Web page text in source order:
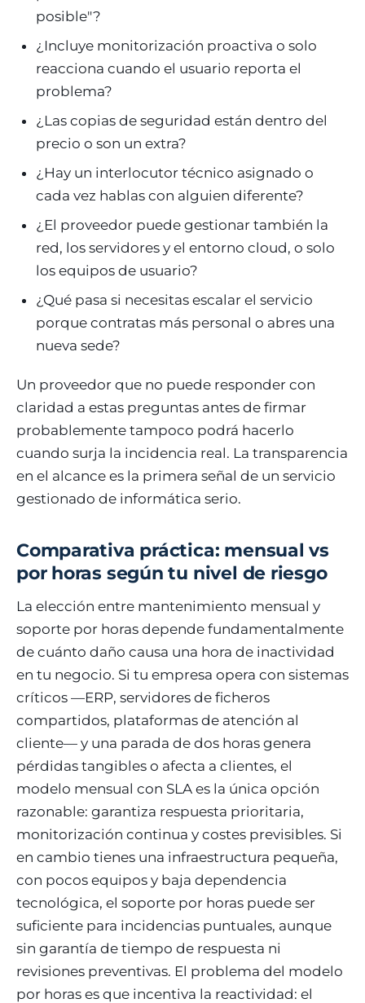
posible"?
¿Incluye monitorización proactiva o solo
reacciona cuando el usuario reporta el
problema?
¿Las copias de seguridad están dentro del
precio o son un extra?
¿Hay un interlocutor técnico asignado o
cada vez hablas con alguien diferente?
¿El proveedor puede gestionar también la
red, los servidores y el entorno cloud, o solo
los equipos de usuario?
¿Qué pasa si necesitas escalar el servicio
porque contratas más personal o abres una
nueva sede?
Un proveedor que no puede responder con
claridad a estas preguntas antes de firmar
probablemente tampoco podrá hacerlo
cuando surja la incidencia real. La transparencia
en el alcance es la primera señal de un servicio
gestionado de informática serio.
Comparativa práctica: mensual vs
por horas según tu nivel de riesgo
La elección entre mantenimiento mensual y
soporte por horas depende fundamentalmente
de cuánto daño causa una hora de inactividad
en tu negocio. Si tu empresa opera con sistemas
críticos —ERP, servidores de ficheros
compartidos, plataformas de atención al
cliente— y una parada de dos horas genera
pérdidas tangibles o afecta a clientes, el
modelo mensual con SLA es la única opción
razonable: garantiza respuesta prioritaria,
monitorización continua y costes previsibles. Si
en cambio tienes una infraestructura pequeña,
con pocos equipos y baja dependencia
tecnológica, el soporte por horas puede ser
suficiente para incidencias puntuales, aunque
sin garantía de tiempo de respuesta ni
revisiones preventivas. El problema del modelo
por horas es que incentiva la reactividad: el